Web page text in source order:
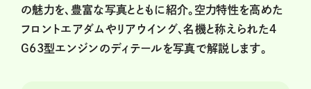
の魅力を、豊富な写真とともに紹介。空力特性を高めた
フロントエアダムやリアウイング、名機と称えられた４
G63型エンジンのディテールを写真で解説します。